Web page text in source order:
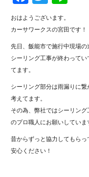
ce
bo
ok
wi
tte
r
おはようございます。
カーサワークスの宮田です！
先日、飯能市で施行中現場の
シーリング工事が終わって
てます。
シーリング部分は雨漏りに
考えてます。
その為、弊社ではシーリン
のプロ職人にお願いしていま
昔からずっと協力してもら
安心ください！